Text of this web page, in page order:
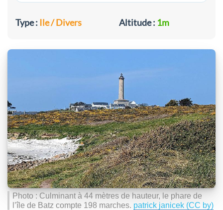
Type : Ile / Divers Altitude : 1m
Photo : Culminant à 44 mètres de hauteur, le phare de
l’île de Batz compte 198 marches. patrick janicek (CC by)